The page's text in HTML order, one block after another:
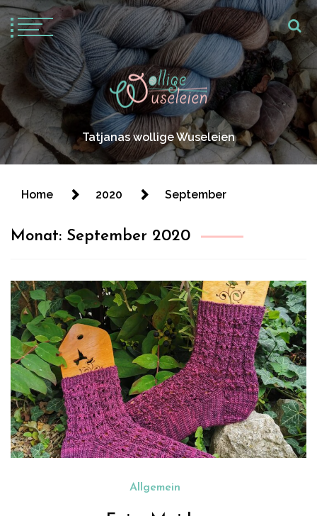
Tatjanas wollige Wuseleien
Home 2020 September
Monat: September 2020
Allgemein